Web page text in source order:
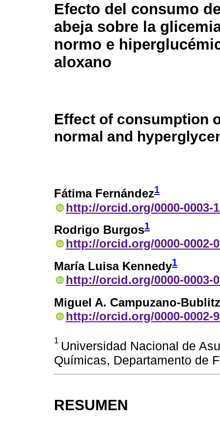
Efecto del consumo
abeja sobre la
normo e
aloxano
Effect of consumption
normal and
Fátima Fernández1
http://orcid.org/0000-0003-
Rodrigo Burgos1
http://orcid.org/0000-0002-
María Luisa Kennedy1
http://orcid.org/0000-0003-
Miguel A. Campuzano-Bublitz
http://orcid.org/0000-0002-
1 Universidad Nacional de
Químicas, Departamento de
RESUMEN